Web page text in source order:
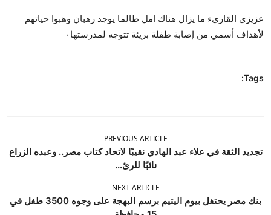
عزيزي القاريء ما يزال هناك امل طالما يوجد رهبان وهبوا حياتهم
لأهداف أسمي من إصابة طفلة بريئة تتوجه لمدرستها٠
Tags:
PREVIOUS ARTICLE
تجديد الثقة في علاء عبد الهادي نقيبًا لاتحاد كتاب مصر.. وعبده الزراع
نائبًا للرئ...
NEXT ARTICLE
بنك مصر يحتفل بيوم اليتيم برسم البهجة على وجوه 3500 طفل في